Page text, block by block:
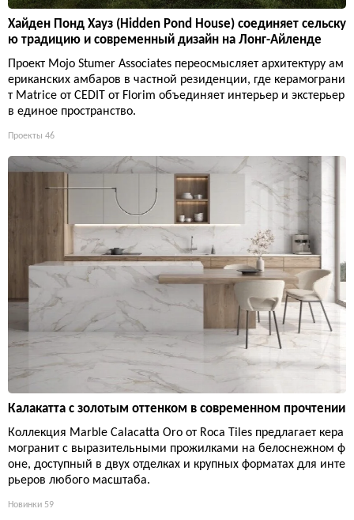
Хайден Понд Хауз (Hidden Pond House) соединяет сельску
ю традицию и современный дизайн на Лонг-Айленде
Проект Mojo Stumer Associates переосмысляет архитектуру ам
ериканских амбаров в частной резиденции, где керамограни
т Matrice от CEDIT от Florim объединяет интерьер и экстерьер
в единое пространство.
Проекты 46
Калакатта с золотым оттенком в современном прочтении
Коллекция Marble Calacatta Oro от Roca Tiles предлагает кера
могранит с выразительными прожилками на белоснежном ф
оне, доступный в двух отделках и крупных форматах для инте
рьеров любого масштаба.
Новинки 59